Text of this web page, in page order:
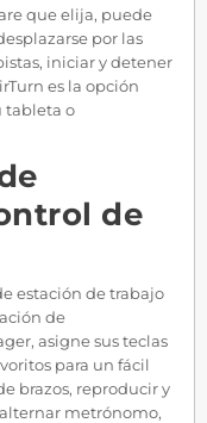
que elija, puede
por las
iniciar y detener
es la opción
tableta o
de
estación de trabajo
de
asigne sus teclas
para un fácil
brazos, reproducir y
metrónomo,